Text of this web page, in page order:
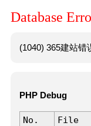
Database
(1040) 365建站错
PHP Debug
No. File